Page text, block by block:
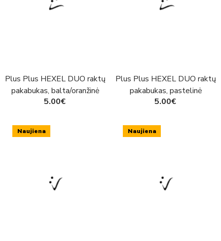
Plus Plus HEXEL DUO raktų
pakabukas, balta/oranžinė
5.00€
Plus Plus HEXEL DUO raktų
pakabukas, pastelinė
geltona/rožinė
5.00€
Naujiena Naujiena